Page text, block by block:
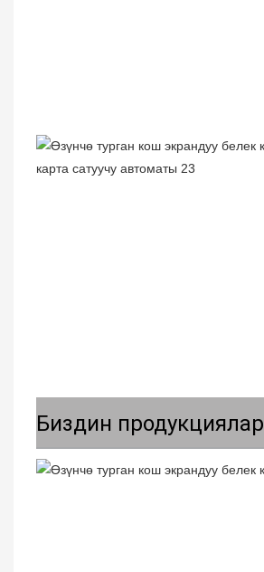
Биздин продукциялар